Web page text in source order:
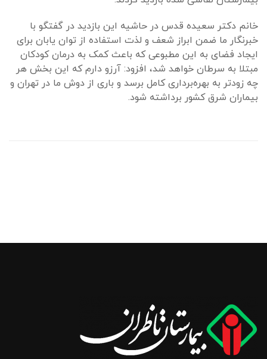
خانم دکتر سعیده قدس در حاشیه این بازدید در گفتگو با
خبرنگار ما ضمن ابراز شعف و لذت استفاده از توان یابان برای
ایجاد فضای به این مطبوعی که باعث کمک به درمان کودکان
مبتلا به سرطان خواهد شد، افزود: آرزو دارم که این بخش هر
چه زودتر به بهره‌برداری کامل برسد و باری از دوش ما در تهران و
بیماران شرق کشور برداشته شود.